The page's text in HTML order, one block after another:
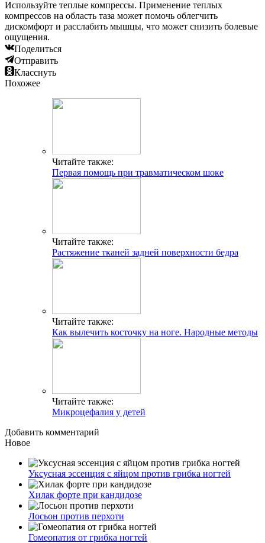
Используйте теплые компрессы. Применение теплых
компрессов на область таза может помочь облегчить
дискомфорт и расслабить мышцы, что может снизить болевые
ощущения.
Поделиться
Отправить
Класснуть
Похожее
Читайте также:
Первая помощь при травматическом шоке
Читайте также:
Растяжение тканей задней поверхности бедра
Читайте также:
Как вылечить косточку на ноге. Народные методы
Читайте также:
Микроцефалия у детей
Добавить комментарий
Новое
Уксусная эссенция с яйцом против грибка ногтей
Хилак форте при кандидозе
Лосьон против перхоти
Гомеопатия от грибка ногтей